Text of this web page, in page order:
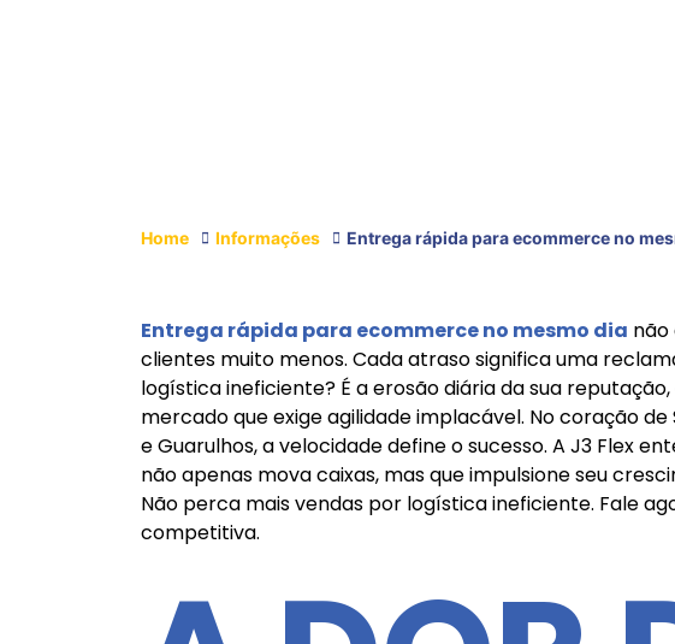
Home Informações Entrega rápida para ecommerce no
Entrega rápida para ecommerce no mesmo dia não
clientes muito menos. Cada atraso significa uma
logística ineficiente? É a erosão diária da sua
mercado que exige agilidade implacável. No coração
e Guarulhos, a velocidade define o sucesso. A J3 Flex
não apenas mova caixas, mas que impulsione seu
Não perca mais vendas por logística ineficiente. Fale
competitiva.